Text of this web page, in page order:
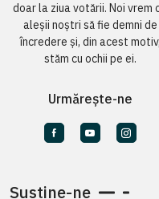
doar la ziua votării. Noi vrem
aleșii noștri să fie demni de
încredere și, din acest motiv,
stăm cu ochii pe ei.
Urmărește-ne
Susține-ne